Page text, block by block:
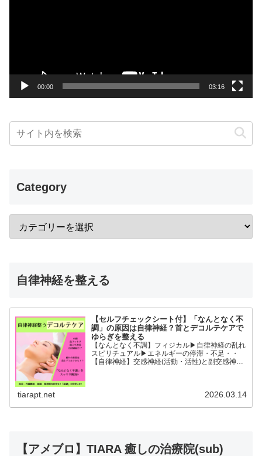
00:00 03:16
Category
自律神経を整える
【セルフチェックシート付】「なんとなく不
調」の原因は自律神経？首とデコルテケアで
ゆらぎを整える
【なんとなく不調】フィジカル▶︎自律神経の乱れ
スピリチュアル▶︎エネルギーの停滞・不足・・
【自律神経】交感神経(活動・活性)と副交感神経
tiarapt.net 2026.03.14
【アメブロ】TIARA 癒しの治療院(sub)